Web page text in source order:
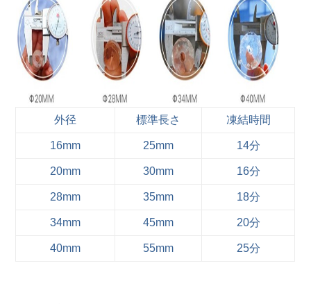
外径 標準長さ 凍結時間
16mm 25mm 14分
20mm 30mm 16分
28mm 35mm 18分
34mm 45mm 20分
40mm 55mm 25分